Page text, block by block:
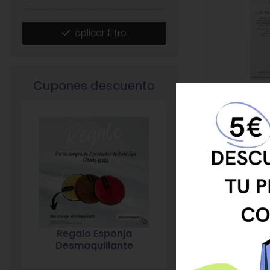
Anubis
aplicar filtro
Cupones descuento
5% descuento en
compras superiores a
20€
compras
5 € DE
EN TU PRIMERA
COMPRA